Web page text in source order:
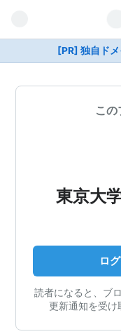
[PR] 独自ド
こ
東京大
ロ
読者になると、ブ
更新通知を受け